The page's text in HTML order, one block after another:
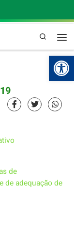
Pesquisa
de
de adequação de